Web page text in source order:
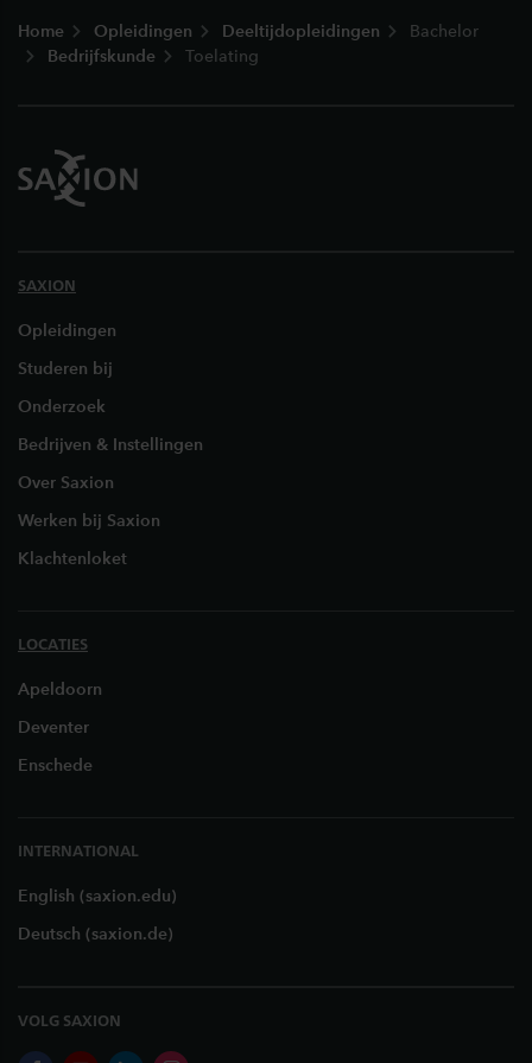
Home Opleidingen Deeltijdopleidingen
Bachelor
Bedrijfskunde
Toelating
SAXION
Opleidingen
Studeren bij
Onderzoek
Bedrijven & Instellingen
Over Saxion
Werken bij Saxion
Klachtenloket
LOCATIES
Apeldoorn
Deventer
Enschede
INTERNATIONAL
English (saxion.edu)
Deutsch (saxion.de)
VOLG SAXION